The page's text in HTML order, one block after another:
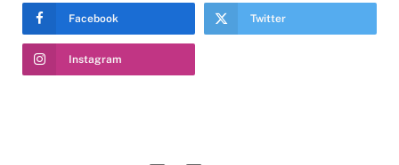
Facebook Twitter
Instagram